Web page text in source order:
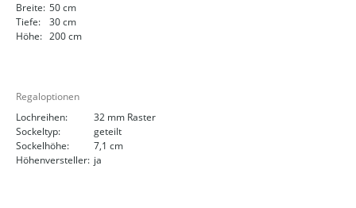
Breite: 50 cm
Tiefe:
30 cm
Höhe: 200 cm
Regaloptionen
Lochreihen:
32 mm Raster
Sockeltyp:
geteilt
Sockelhöhe:
7,1 cm
Höhenversteller: ja